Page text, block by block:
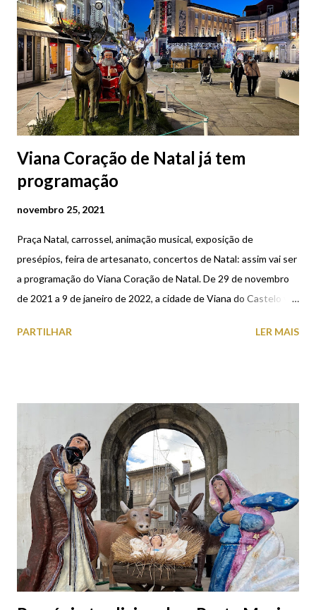
Viana Coração de Natal já tem
programação
novembro 25, 2021
Praça Natal, carrossel, animação musical, exposição de
presépios, feira de artesanato, concertos de Natal: assim vai ser
a programação do Viana Coração de Natal. De 29 de novembro
de 2021 a 9 de janeiro de 2022, a cidade de Viana do Castelo vai
graúdos e para fomentar o comércio tradicional, numa
botas, músicos, de 29 de novembro de 2021 a 9 de janeiro de
2022), carrossel (Praça da República, de 29 de novembro de
2021 a 9 de janeiro de 2022), Espetáculo de Luzes no Edifício da
Estação Ferroviária (de 29 de novembro de 2021 a 9 de janeiro
de 2022), Feirão do Mel e das Rabanadas (Praça da República, dia
11 de dezembro, a partir das 15h00), Exposição Presépios de
Artesanato (Antigos Paços do Concelho, de 10 dezembro a 9 de
janeiro), Corrida de ...
PARTILHAR LER MAIS